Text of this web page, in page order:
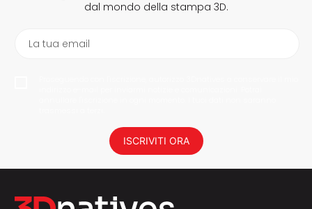
dal mondo della stampa 3D.
La tua email
ISCRIVITI ORA